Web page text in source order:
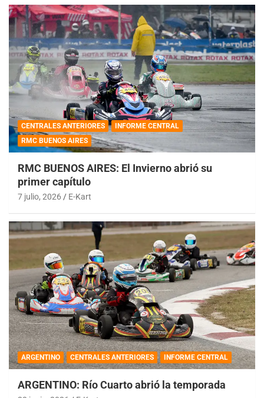
CENTRALES ANTERIORES
INFORME CENTRAL
RMC BUENOS AIRES
RMC BUENOS AIRES: El Invierno abrió su
primer capítulo
7 julio, 2026 E-Kart
ARGENTINO CENTRALES ANTERIORES INFORME CENTRAL
ARGENTINO: Río Cuarto abrió la temporada